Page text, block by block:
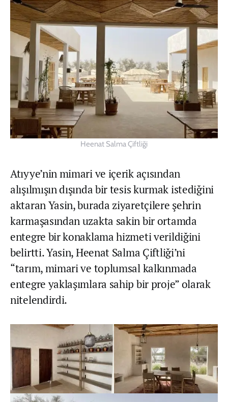
Heenat Salma Çiftliği
Atıyye’nin mimari ve içerik açısından
alışılmışın dışında bir tesis kurmak istediğini
aktaran Yasin, burada ziyaretçilere şehrin
karmaşasından uzakta sakin bir ortamda
entegre bir konaklama hizmeti verildiğini
belirtti. Yasin, Heenat Salma Çiftliği’ni
“tarım, mimari ve toplumsal kalkınmada
entegre yaklaşımlara sahip bir proje” olarak
nitelendirdi.